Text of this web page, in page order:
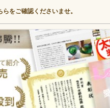
らをご確認くださいませ。